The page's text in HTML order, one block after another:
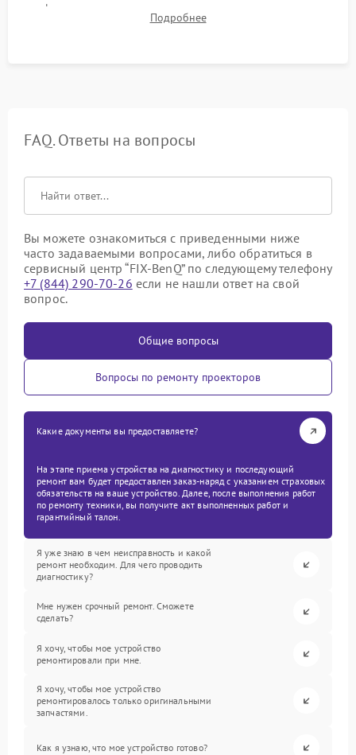
фокуса, контрастности и цветопередачи на тестовых
таблицах. Проверка работы всех видеовходов и кнопок
Подробнее
FAQ. Ответы на вопросы
Вы можете ознакомиться с приведенными ниже
часто задаваемыми вопросами, либо обратиться в
сервисный центр “FIX-BenQ” по следующему телефону
+7 (844) 290-70-26 если не нашли ответ на свой
вопрос.
Общие вопросы
Вопросы по ремонту проекторов
Какие документы вы предоставляете?
На этапе приема устройства на диагностику и последующий
ремонт вам будет предоставлен заказ-наряд с указанием страховых
обязательств на ваше устройство. Далее, после выполнения работ
по ремонту техники, вы получите акт выполненных работ и
гарантийный талон.
Я уже знаю в чем неисправность и какой
ремонт необходим. Для чего проводить
диагностику?
Мне нужен срочный ремонт. Сможете
сделать?
Я хочу, чтобы мое устройство
ремонтировали при мне.
Я хочу, чтобы мое устройство
ремонтировалось только оригинальными
запчастями.
Как я узнаю, что мое устройство готово?